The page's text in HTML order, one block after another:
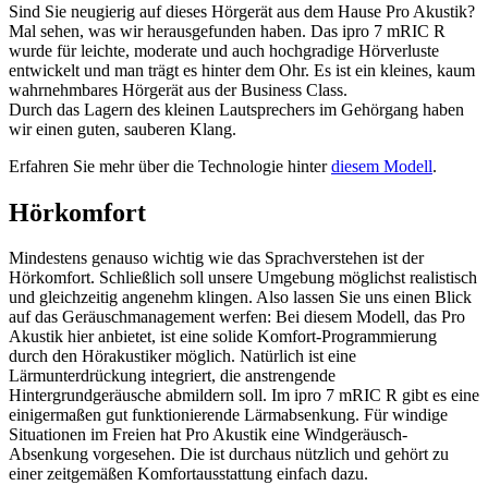
Sind Sie neugierig auf dieses Hörgerät aus dem Hause Pro Akustik?
Mal sehen, was wir herausgefunden haben. Das ipro 7 mRIC R
wurde für leichte, moderate und auch hochgradige Hörverluste
entwickelt und man trägt es hinter dem Ohr. Es ist ein kleines, kaum
wahrnehmbares Hörgerät aus der Business Class.
Durch das Lagern des kleinen Lautsprechers im Gehörgang haben
wir einen guten, sauberen Klang.
Erfahren Sie mehr über die Technologie hinterdiesem Modell.
Hörkomfort
Mindestens genauso wichtig wie das Sprachverstehen ist der
Hörkomfort. Schließlich soll unsere Umgebung möglichst realistisch
und gleichzeitig angenehm klingen. Also lassen Sie uns einen Blick
auf das Geräuschmanagement werfen: Bei diesem Modell, das Pro
Akustik hier anbietet, ist eine solide Komfort-Programmierung
durch den Hörakustiker möglich. Natürlich ist eine
Lärmunterdrückung integriert, die anstrengende
Hintergrundgeräusche abmildern soll. Im ipro 7 mRIC R gibt es eine
einigermaßen gut funktionierende Lärmabsenkung. Für windige
Situationen im Freien hat Pro Akustik eine Windgeräusch-
Absenkung vorgesehen. Die ist durchaus nützlich und gehört zu
einer zeitgemäßen Komfortausstattung einfach dazu.